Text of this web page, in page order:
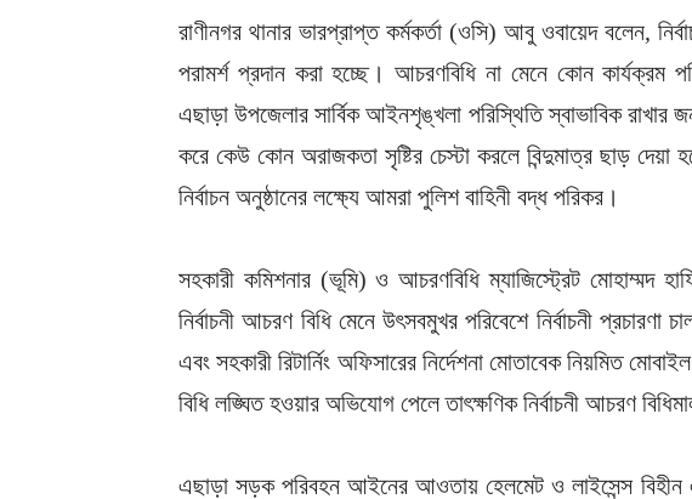
রাণীনগর থানার ভারপ্রাপ্ত কর্মকর্তা (ওসি) আবু ওবায়েদ বলেন,
পরামর্শ প্রদান করা হচ্ছে। আচরণবিধি না মেনে কোন কার্যক্রম
এছাড়া উপজেলার সার্বিক আইনশৃঙ্খলা পরিস্থিতি স্বাভাবিক
করে কেউ কোন অরাজকতা সৃষ্টির চেস্টা করলে বিন্দুমাত্র ছাড় দেয়া
নির্বাচন অনুষ্ঠানের লক্ষ্যে আমরা পুলিশ বাহিনী বদ্ধ পরিকর।
সহকারী কমিশনার (ভূমি) ও আচরণবিধি ম্যাজিস্ট্রেট মোহাম্মদ
নির্বাচনী আচরণ বিধি মেনে উৎসবমুখর পরিবেশে নির্বাচনী প্রচারণা
এবং সহকারী রিটার্নিং অফিসারের নির্দেশনা মোতাবেক নিয়মিত
বিধি লঙ্ঘিত হওয়ার অভিযোগ পেলে তাৎক্ষণিক নির্বাচনী আচরণ
এছাড়া সড়ক পরিবহন আইনের আওতায় হেলমেট ও লাইসেন্স বিহীন